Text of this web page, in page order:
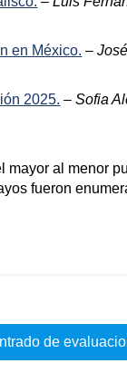
en México. –
2025. –Sofia
mayor al menor
fueron
de